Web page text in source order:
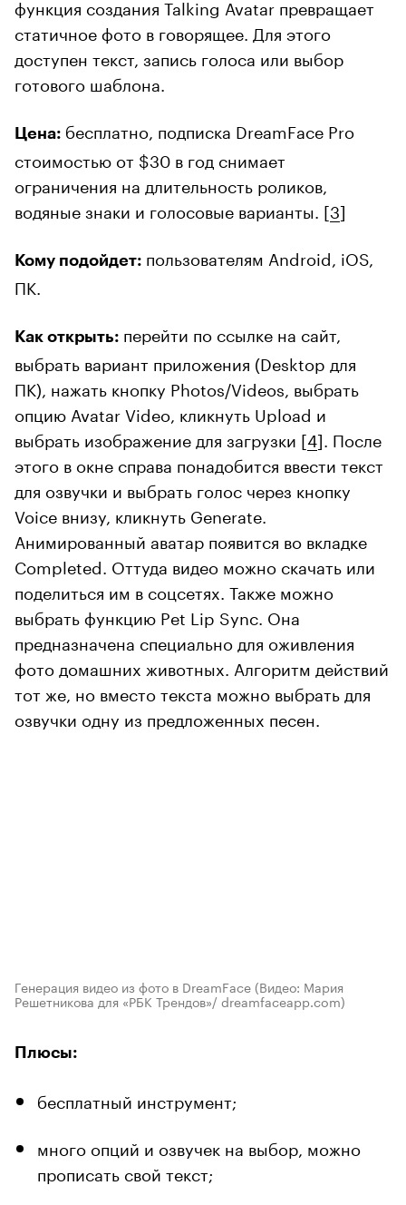
функция создания Talking Avatar превращает
статичное фото в говорящее. Для этого
доступен текст, запись голоса или выбор
готового шаблона.
Цена: бесплатно, подписка DreamFace Pro
стоимостью от $30 в год снимает
ограничения на длительность роликов,
водяные знаки и голосовые варианты. [3]
Кому подойдет: пользователям Android, iOS,
ПК.
Как открыть: перейти по ссылке на сайт,
выбрать вариант приложения (Desktop для
ПК), нажать кнопку Photos/Videos, выбрать
опцию Avatar Video, кликнуть Upload и
выбрать изображение для загрузки [4]. После
этого в окне справа понадобится ввести текст
для озвучки и выбрать голос через кнопку
Voice внизу, кликнуть Generate.
Анимированный аватар появится во вкладке
Completed. Оттуда видео можно скачать или
поделиться им в соцсетях. Также можно
выбрать функцию Pet Lip Sync. Она
предназначена специально для оживления
фото домашних животных. Алгоритм действий
тот же, но вместо текста можно выбрать для
озвучки одну из предложенных песен.
Генерация видео из фото в DreamFace (Видео: Мария
Решетникова для «РБК Трендов»/ dreamfaceapp.com)
Плюсы:
бесплатный инструмент;
много опций и озвучек на выбор, можно
прописать свой текст;